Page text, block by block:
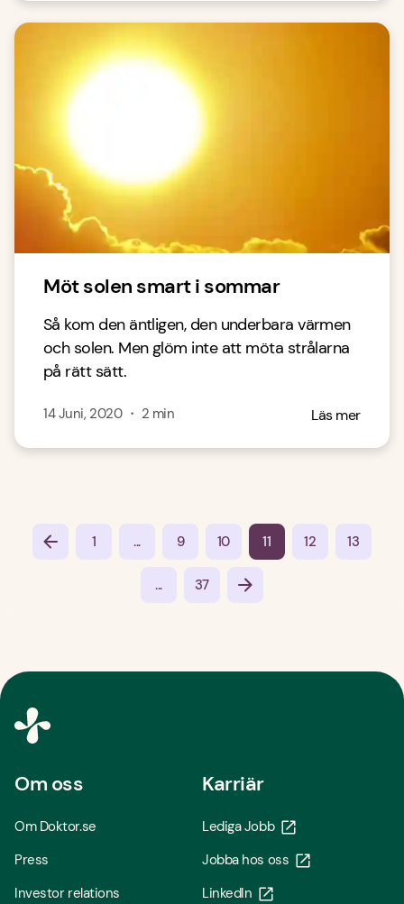
Möt solen smart i sommar
Så kom den äntligen, den underbara värmen
och solen. Men glöm inte att möta strålarna
på rätt sätt.
14 Juni, 2020・ 2 min Läs mer
1 ... 9 10 11 12 13
... 37
Om oss
Om Doktor.se
Press
Investor relations
Karriär
Lediga Jobb
Jobba hos oss
LinkedIn